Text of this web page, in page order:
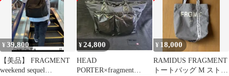
¥39,800
【美品】 FRAGMENT
weekend sequel
¥24,800
HEAD
PORTER×fragment
¥ 18,000
RAMIDUS FRAGMENT
トートバッグ M ストラ